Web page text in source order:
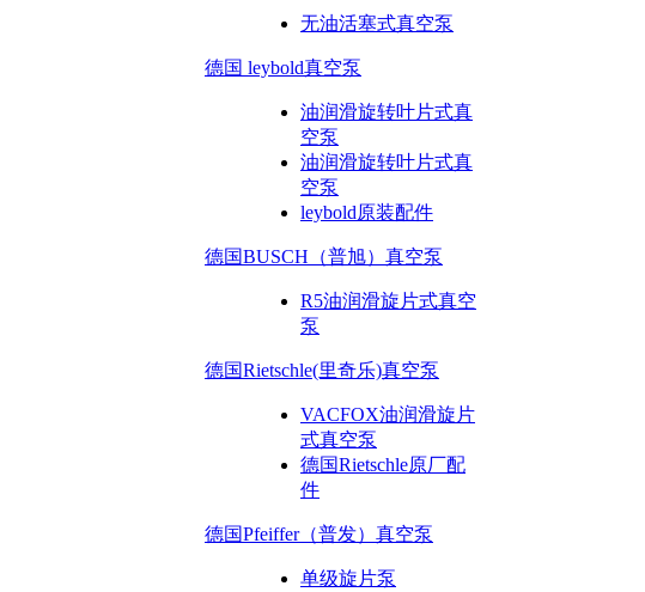
无油活塞式真空泵
德国 leybold真空泵
油润滑旋转叶片式真
空泵
油润滑旋转叶片式真
空泵
leybold原装配件
德国BUSCH（普旭）真空泵
R5油润滑旋片式真空
泵
德国Rietschle(里奇乐)真空泵
VACFOX油润滑旋片
式真空泵
德国Rietschle原厂配
件
德国Pfeiffer（普发）真空泵
单级旋片泵